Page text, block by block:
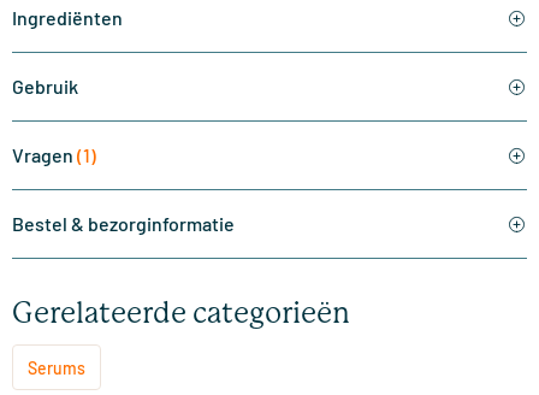
Ingrediënten
Gebruik
Vragen (1)
Bestel & bezorginformatie
Gerelateerde categorieën
Serums